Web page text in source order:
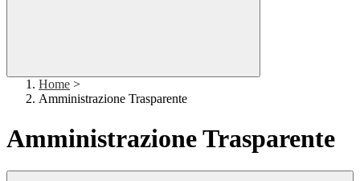
Home >
Amministrazione Trasparente
Amministrazione Trasparente